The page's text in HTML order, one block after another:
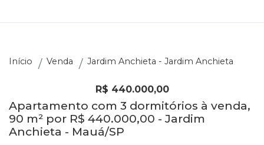
Início Venda Jardim Anchieta - Jardim Anchieta
R$ 440.000,00
Apartamento com 3 dormitórios à venda,
90 m² por R$ 440.000,00 - Jardim
Anchieta - Mauá/SP